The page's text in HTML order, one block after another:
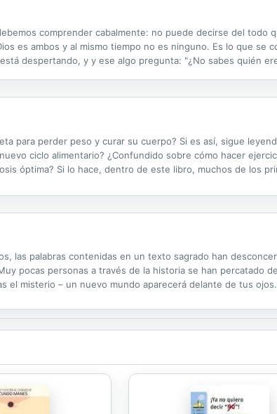
comprender cabalmente: no puede decirse del todo
es ambos y al mismo tiempo no es ninguno. Es lo que se
despertando, y y ese algo pregunta: "¿No sabes quién
para perder peso y curar su cuerpo? Si es así, sigue
ciclo alimentario? ¿Confundido sobre cómo hacer
óptima? Si lo hace, dentro de este libro, muchos de los
las palabras contenidas en un texto sagrado han
pocas personas a través de la historia se han percatado
el misterio – un nuevo mundo aparecerá delante de tus